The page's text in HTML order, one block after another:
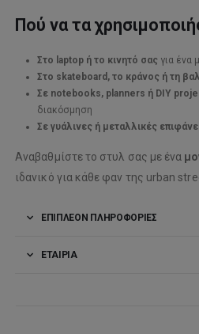
Πού να τα
Στο laptop ή το κινητό σας για ένα
Στο skateboard, το κράνος ή τη
Σε notebooks, planners ή DIY
διακόσμηση
Σε γυάλινες ή μεταλλικές
Αναβαθμίστε το στυλ σας με ένα
ιδανικό για κάθε φαν της urban
ΕΠΙΠΛΈΟΝ ΠΛΗΡΟΦΟΡΊΕΣ
ΕΤΑΙΡΊΑ